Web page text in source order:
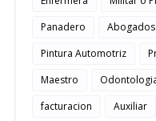
Panadero
Abogados
Pintura Automotriz
Maestro
facturacion
Auxiliar